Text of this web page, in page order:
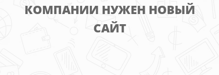
КОМПАНИИ НУЖЕН НОВЫЙ
САЙТ